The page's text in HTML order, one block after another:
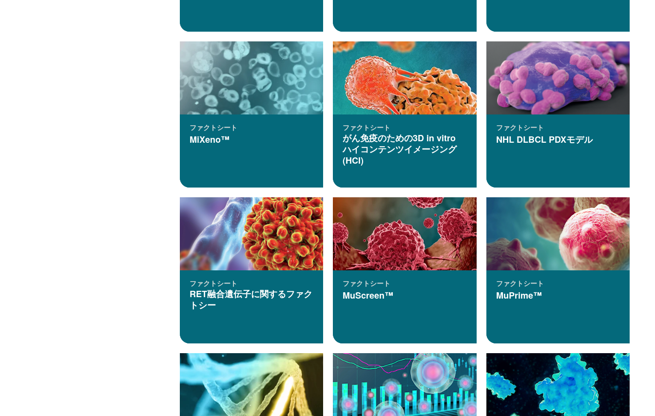
ファクトシート
MiXeno™
ファクトシート
がん免疫のための3D in vitro
ハイコンテンツイメージング
(HCI)
ファクトシート
NHL DLBCL PDXモデル
ファクトシート
RET融合遺伝子に関するファク
トシー
ファクトシート
MuScreen™
ファクトシート
MuPrime™